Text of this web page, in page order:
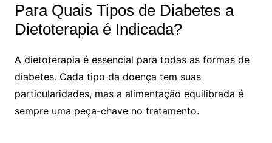
Para Quais Tipos de Diabetes a
Dietoterapia é Indicada?
A dietoterapia é essencial para todas as formas de
diabetes. Cada tipo da doença tem suas
particularidades, mas a alimentação equilibrada é
sempre uma peça-chave no tratamento.